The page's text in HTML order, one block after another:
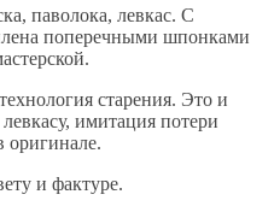
паволока, левкас. С
поперечными шпонками
старения. Это и
имитация потери
оригинале.
и фактуре.